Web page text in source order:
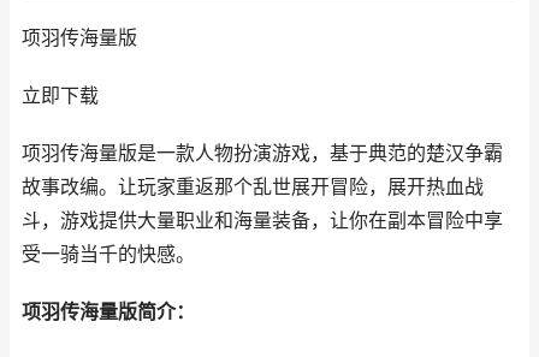
项羽传海量版
立即下载
项羽传海量版是一款人物扮演游戏，基于典范的楚汉争霸
故事改编。让玩家重返那个乱世展开冒险，展开热血战
斗，游戏提供大量职业和海量装备，让你在副本冒险中享
受一骑当千的快感。
项羽传海量版简介：